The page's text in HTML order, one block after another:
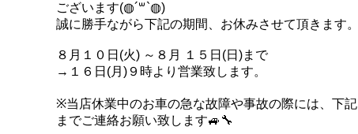
ございます(◍´꒳`◍)
誠に勝手ながら下記の期間、お休みさせて頂きます。
８月１０日(火) ～８月 １５日(日)まで
→１６日(月)９時より営業致します。
※当店休業中のお車の急な故障や事故の際には、下記
までご連絡お願い致します🚙🔧